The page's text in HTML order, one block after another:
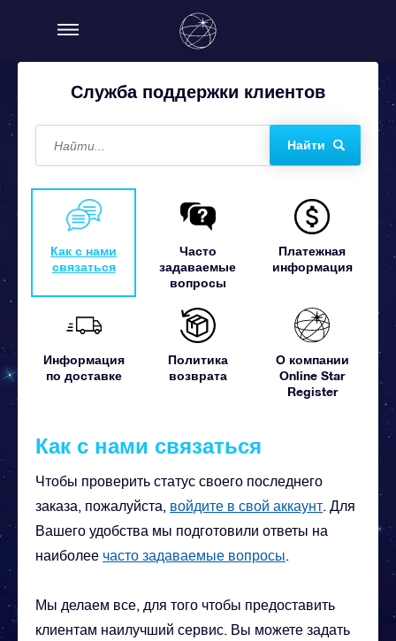
Служба поддержки клиентов
Найти
Как с нами
связаться
Часто
задаваемые
вопросы
Платежная
информация
Информация
по доставке
Политика
возврата
О компании
Online Star
Register
Как с нами связаться
Чтобы проверить статус своего последнего
заказа, пожалуйста, войдите в свой аккаунт. Для
Вашего удобства мы подготовили ответы на
наиболее часто задаваемые вопросы.
Мы делаем все, для того чтобы предоставить
клиентам наилучший сервис. Вы можете задать